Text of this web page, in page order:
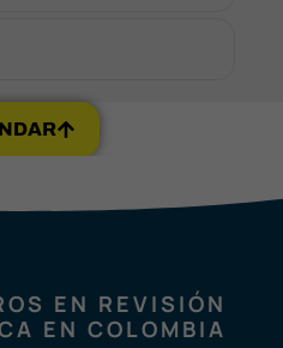
EN REVISIÓN
EN COLOMBIA